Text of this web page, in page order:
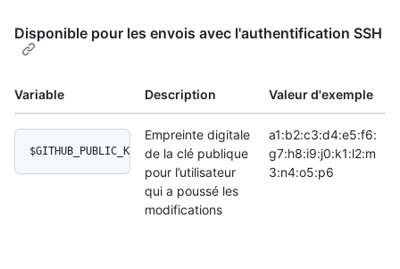
Disponible pour les envois avec l'authentification SSH
Variable Description Valeur d'exemple
$GITHUB_PUBLIC_KEY_FINGERPRINT
Empreinte digitale
de la clé publique
pour l’utilisateur
qui a poussé les
modifications
a1:b2:c3:d4:e5:f6:
g7:h8:i9:j0:k1:l2:m
3:n4:o5:p6